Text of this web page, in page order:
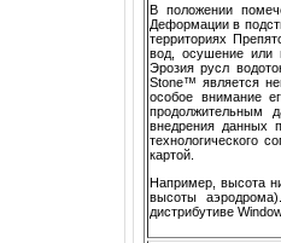
В положении
Деформации в
территориях
вод, осушение или
Эрозия русл
Stone™ является
особое внимание
продолжительным
внедрения данных
технологического
картой.
Например, высота
высоты
дистрибутиве